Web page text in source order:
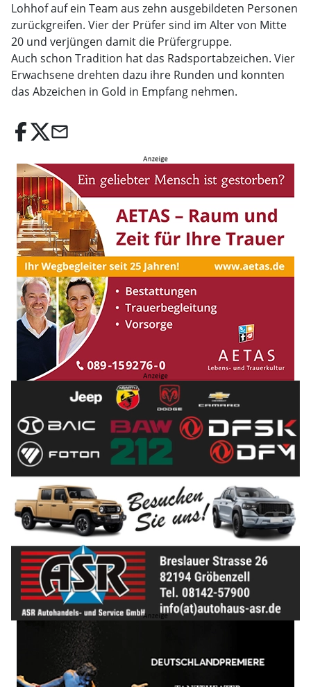
Lohhof auf ein Team aus zehn ausgebildeten Personen
zurückgreifen. Vier der Prüfer sind im Alter von Mitte
20 und verjüngen damit die Prüfergruppe.
Auch schon Tradition hat das Radsportabzeichen. Vier
Erwachsene drehten dazu ihre Runden und konnten
das Abzeichen in Gold in Empfang nehmen.
email